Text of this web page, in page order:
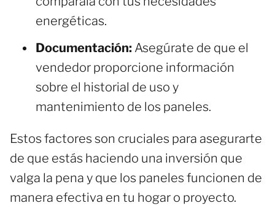
energéticas.
Documentación: Asegúrate de que el
vendedor proporcione información
sobre el historial de uso y
mantenimiento de los paneles.
Estos factores son cruciales para asegurarte
de que estás haciendo una inversión que
valga la pena y que los paneles funcionen de
manera efectiva en tu hogar o proyecto.